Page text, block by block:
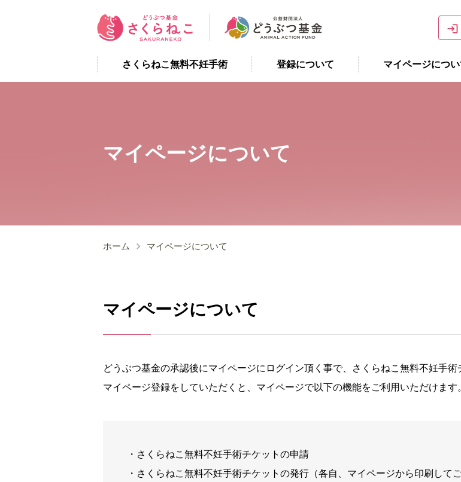
さくらねこ無料不妊手術 登録について マイページにつ
マイページについて
ホーム マイページについて
マイページについて
どうぶつ基金の承認後にマイページにログイン頂く事で、さくらねこ無料不妊手術
マイページ登録をしていただくと、マイページで以下の機能をご利用いただけます
・さくらねこ無料不妊手術チケットの申請
・さくらねこ無料不妊手術チケットの発行（各自、マイページから印刷して